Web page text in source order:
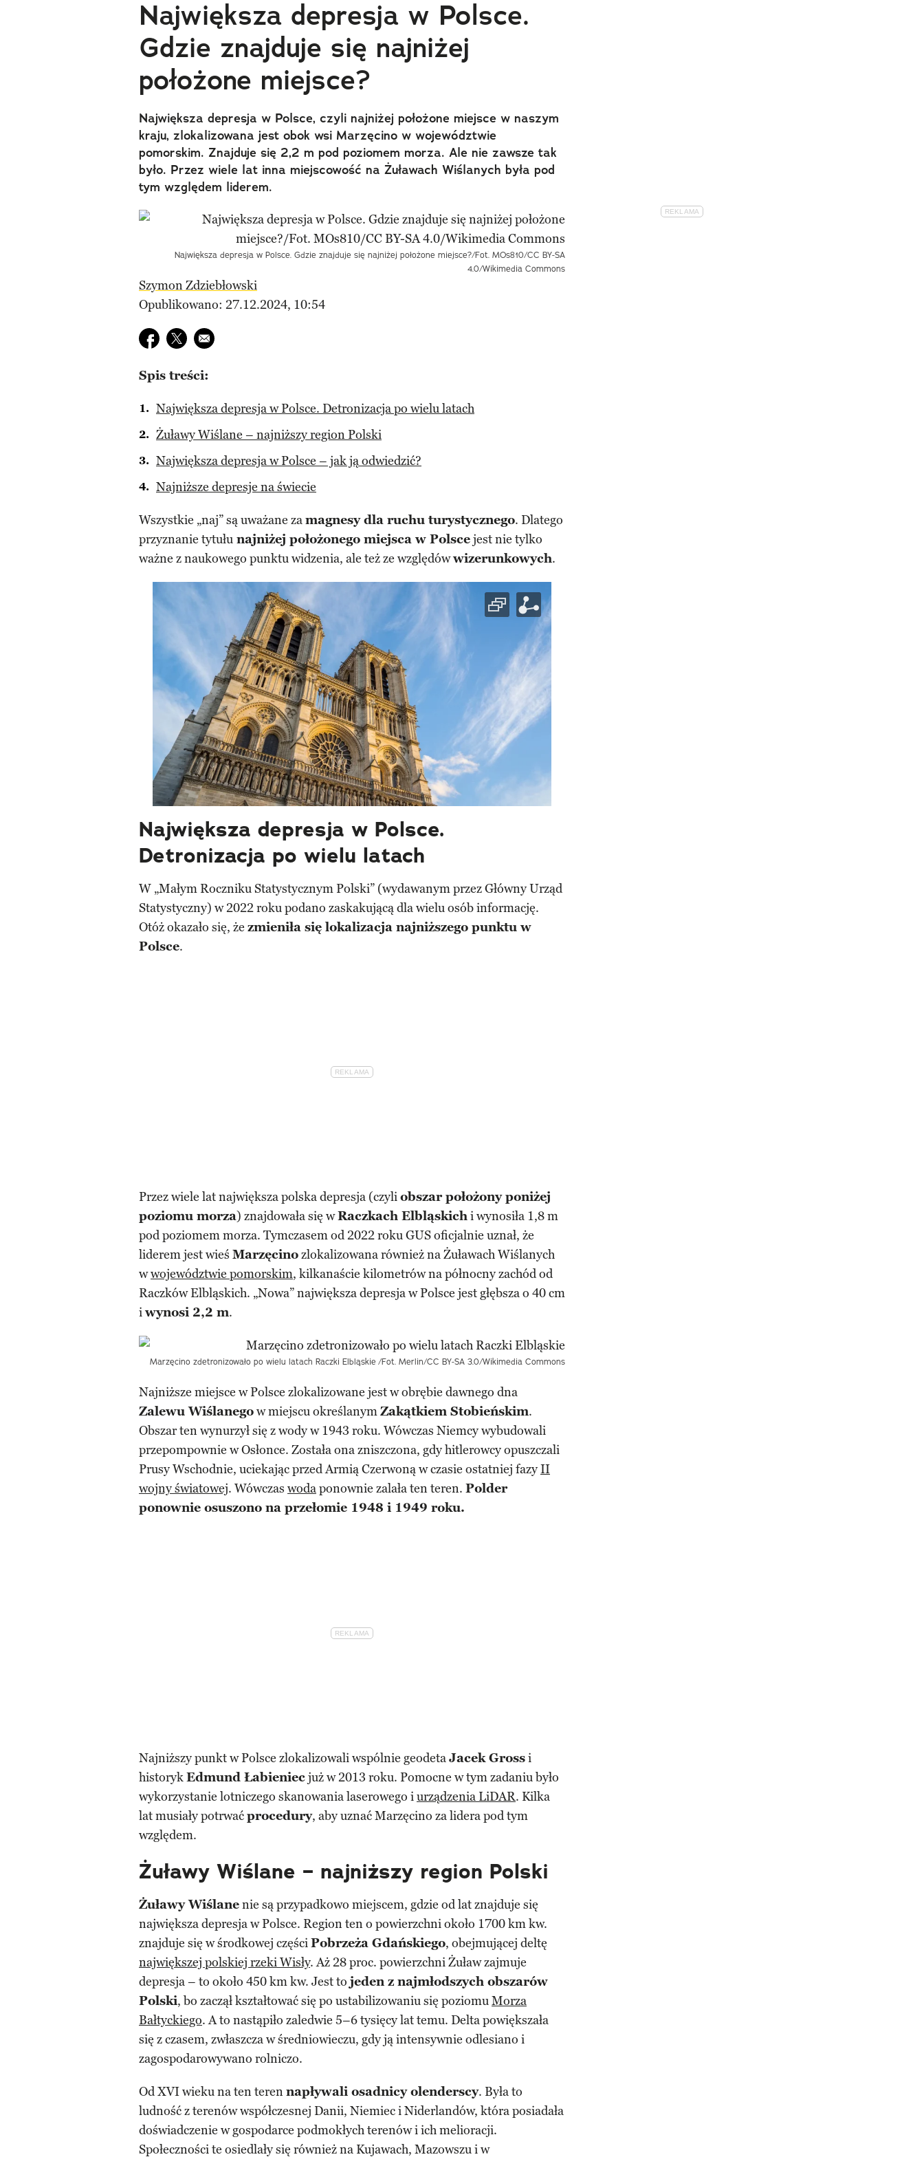
Największa depresja w Polsce.
Gdzie znajduje się najniżej
położone miejsce?
Największa depresja w Polsce, czyli najniżej położone miejsce w naszym
kraju, zlokalizowana jest obok wsi Marzęcino w województwie
pomorskim. Znajduje się 2,2 m pod poziomem morza. Ale nie zawsze tak
było. Przez wiele lat inna miejscowość na Żuławach Wiślanych była pod
tym względem liderem.
Największa depresja w Polsce. Gdzie znajduje się najniżej położone miejsce?/Fot. MOs810/CC BY-SA
4.0/Wikimedia Commons
Szymon Zdziebłowski
Opublikowano: 27.12.2024, 10:54
Udostępnij na facebook
Udostępnij na twitter
E-mail do przyjaciela
Spis treści:
Największa depresja w Polsce. Detronizacja po wielu latach
Żuławy Wiślane – najniższy region Polski
Największa depresja w Polsce – jak ją odwiedzić?
Najniższe depresje na świecie
Wszystkie „naj” są uważane zamagnesy dla ruchu turystycznego. Dlatego
przyznanie tytułu najniżej położonego miejsca w Polscejest nie tylko
ważne z naukowego punktu widzenia, ale też ze względówwizerunkowych.
Największa depresja w Polsce.
Detronizacja po wielu latach
W „Małym Roczniku Statystycznym Polski” (wydawanym przez Główny Urząd
Statystyczny) w 2022 roku podano zaskakującą dla wielu osób informację.
Otóż okazało się, że zmieniła się lokalizacja najniższego punktu w
Polsce.
Przez wiele lat największa polska depresja (czyliobszar położony poniżej
poziomu morza) znajdowała się wRaczkach Elbląskichi wynosiła 1,8 m
pod poziomem morza. Tymczasem od 2022 roku GUS oficjalnie uznał, że
liderem jest wieś Marzęcinozlokalizowana również na Żuławach Wiślanych
wwojewództwie pomorskim, kilkanaście kilometrów na północny zachód od
Raczków Elbląskich. „Nowa” największa depresja w Polsce jest głębsza o 40 cm
iwynosi 2,2 m.
Marzęcino zdetronizowało po wielu latach Raczki Elbląskie /Fot. Merlin/CC BY-SA 3.0/Wikimedia Commons
Najniższe miejsce w Polsce zlokalizowane jest w obrębie dawnego dna
Zalewu Wiślanegow miejscu określanymZakątkiem Stobieńskim.
Obszar ten wynurzył się z wody w 1943 roku. Wówczas Niemcy wybudowali
przepompownie w Osłonce. Została ona zniszczona, gdy hitlerowcy opuszczali
Prusy Wschodnie, uciekając przed Armią Czerwoną w czasie ostatniej fazyII
wojny światowej. Wówczas wodaponownie zalała ten teren. Polder
ponownie osuszono na przełomie 1948 i 1949 roku.
Najniższy punkt w Polsce zlokalizowali wspólnie geodetaJacek Grossi
historykEdmund Łabieniecjuż w 2013 roku. Pomocne w tym zadaniu było
wykorzystanie lotniczego skanowania laserowego iurządzenia LiDAR. Kilka
lat musiały potrwaćprocedury, aby uznać Marzęcino za lidera pod tym
względem.
Żuławy Wiślane – najniższy region Polski
Żuławy Wiślanenie są przypadkowo miejscem, gdzie od lat znajduje się
największa depresja w Polsce. Region ten o powierzchni około 1700 km kw.
znajduje się w środkowej częściPobrzeża Gdańskiego, obejmującej deltę
największej polskiej rzeki Wisły. Aż 28 proc. powierzchni Żuław zajmuje
depresja – to około 450 km kw. Jest to jeden z najmłodszych obszarów
Polski, bo zaczął kształtować się po ustabilizowaniu się poziomuMorza
Bałtyckiego. A to nastąpiło zaledwie 5–6 tysięcy lat temu. Delta powiększała
się z czasem, zwłaszcza w średniowieczu, gdy ją intensywnie odlesiano i
zagospodarowywano rolniczo.
Od XVI wieku na ten terennapływali osadnicy olenderscy. Była to
ludność z terenów współczesnej Danii, Niemiec i Niderlandów, która posiadała
doświadczenie w gospodarce podmokłych terenów i ich melioracji.
Społeczności te osiedlały się również na Kujawach, Mazowszu i w